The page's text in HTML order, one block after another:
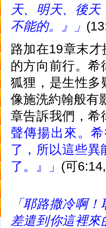
天、明天、後
不能的。』」
路加在19章末
的方向前行。希
狐狸，是生性多
像施洗約翰般有
章告訴我們，希
聲傳揚出來。
了，所以這些異
了。』」 (可
「耶路撒冷啊
差遣到你這裡